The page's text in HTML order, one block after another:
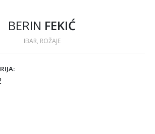
BERIN FEKIĆ
IBAR, ROŽAJE